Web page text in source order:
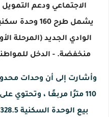
الاجتماعي ودعم التمويل
يشمل طرح
الوادي الجديد (المرحلة
منخفضة. - الدخل
وأشارت إلى أن وحدات
110 مترًا مربعًا ،